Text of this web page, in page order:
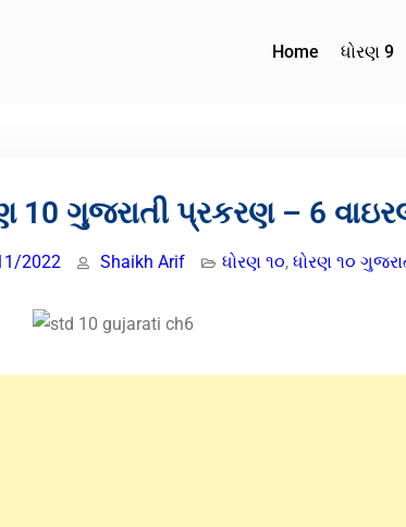
Home ધોરણ 9
10 ગુજરાતી પ્રકરણ – 6
2022 Shaikh Arif ધોરણ ૧૦, ધોરણ ૧૦